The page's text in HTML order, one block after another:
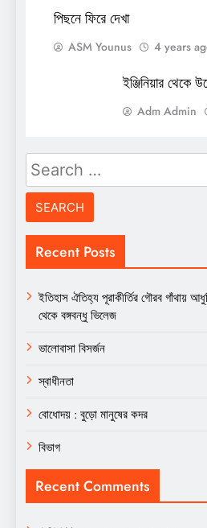
পিছনে ফিরে দেখা
ASM Younus 4 years
ইঞ্জিনিয়ার থেকে
Adm Admin
Search
for:
Recent Posts
ইতিহাস ঐতিহ্য পূরাকীর্তির গৌরব গাঁথায়
থেকে বঙ্গবন্ধু ভিলেজ
ভালোবাসা বিসর্জন
স্বাধীনতা
বোধোদয় : বুড়ো মানুষের কদর
বিভাগ
Recent Comments